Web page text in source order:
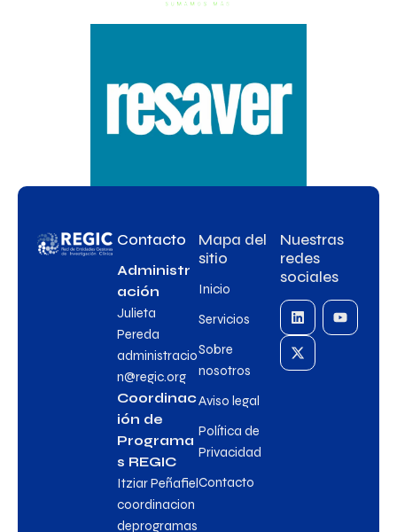
Contacto
Administr
ación
Julieta
Pereda
administracio
n@regic.org
Coordinac
ión de
Programa
s REGIC
Itziar Peñafiel
coordinacion
deprogramas
Mapa del
sitio
Inicio
Servicios
Sobre
nosotros
Aviso legal
Política de
Privacidad
Contacto
Nuestras
redes
sociales